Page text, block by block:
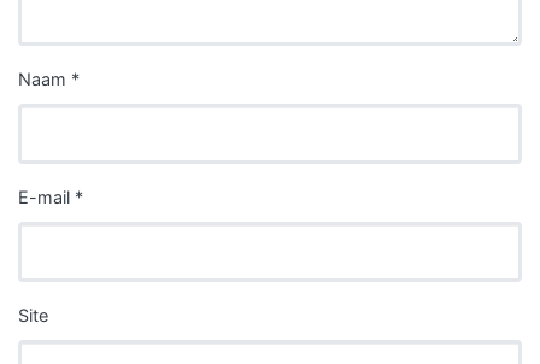
Naam *
E-mail *
Site